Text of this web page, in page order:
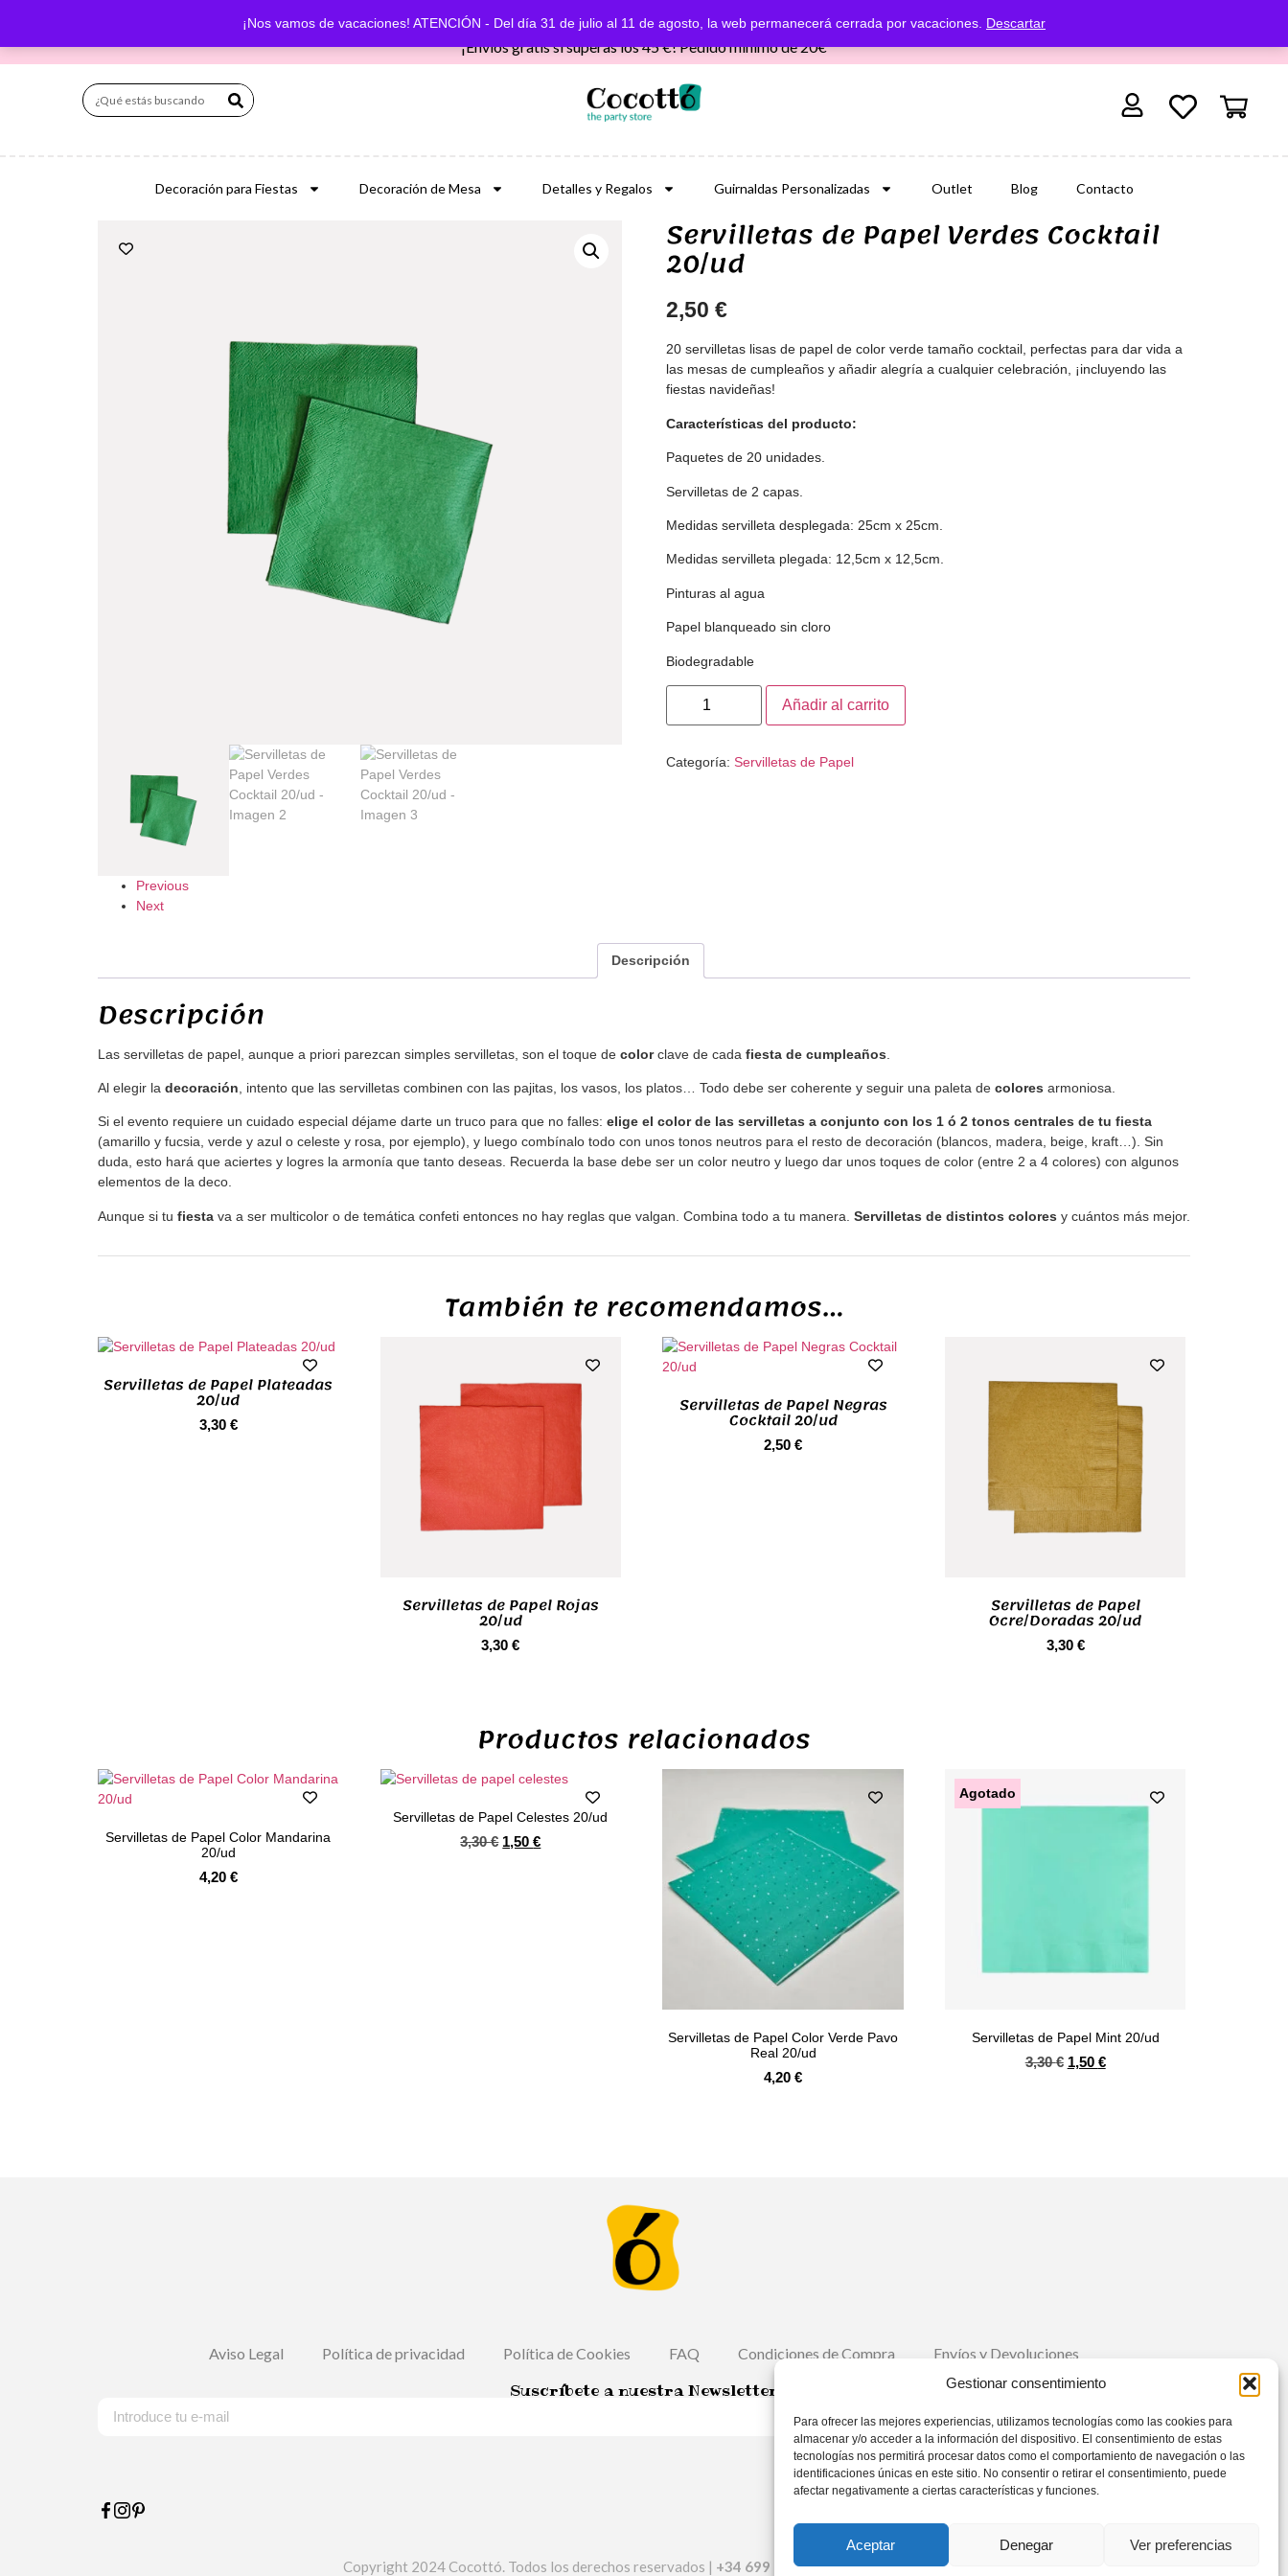
Gestionar consentimiento
Para ofrecer las mejores experiencias, utilizamos tecnologías como las cookies para
almacenar y/o acceder a la información del dispositivo. El consentimiento de estas
tecnologías nos permitirá procesar datos como el comportamiento de navegación o las
identificaciones únicas en este sitio. No consentir o retirar el consentimiento, puede
afectar negativamente a ciertas características y funciones.
Aceptar Denegar Ver preferencias
¡Nos vamos de vacaciones! ATENCIÓN - Del día 31 de julio al 11 de agosto, la web permanecerá cerrada por vacaciones. Descartar
¡Envíos gratis si superas los 45 €! Pedido mínimo de 20€
Decoración para Fiestas Decoración de Mesa Detalles y Regalos Guirnaldas Personalizadas Outlet Blog Contacto
Previous
Next
Servilletas de Papel Verdes Cocktail
20/ud
2,50 €
20 servilletas lisas de papel de color verde tamaño cocktail, perfectas para dar vida a
las mesas de cumpleaños y añadir alegría a cualquier celebración, ¡incluyendo las
fiestas navideñas!
Características del producto:
Paquetes de 20 unidades.
Servilletas de 2 capas.
Medidas servilleta desplegada: 25cm x 25cm.
Medidas servilleta plegada: 12,5cm x 12,5cm.
Pinturas al agua
Papel blanqueado sin cloro
Biodegradable
Añadir al carrito
Categoría: Servilletas de Papel
Descripción
Descripción
Las servilletas de papel, aunque a priori parezcan simples servilletas, son el toque de colorclave de cada fiesta de cumpleaños
Al elegir la decoración , intento que las servilletas combinen con las pajitas, los vasos, los platos… Todo debe ser coherente y seguir una paleta de colores armoniosa.
Si el evento requiere un cuidado especial déjame darte un truco para que no falles: elige el color de las servilletas a conjunto con los 1 ó 2 tonos centrales de tu fiesta
(amarillo y fucsia, verde y azul o celeste y rosa, por ejemplo), y luego combínalo todo con unos tonos neutros para el resto de decoración (blancos, madera, beige, kraft…). Sin
duda, esto hará que aciertes y logres la armonía que tanto deseas. Recuerda la base debe ser un color neutro y luego dar unos toques de color (entre 2 a 4 colores) con algunos
elementos de la deco.
Aunque si tu fiesta va a ser multicolor o de temática confeti entonces no hay reglas que valgan. Combina todo a tu manera. Servilletas de distintos colores y cuántos más mejor.
También te recomendamos…
Servilletas de Papel Plateadas
20/ud
3,30 €
Servilletas de Papel Rojas
20/ud
3,30€
Servilletas de Papel Negras
Cocktail 20/ud
2,50€
Servilletas de Papel
Ocre/Doradas 20/ud
3,30 €
Productos relacionados
Servilletas de Papel Color Mandarina
20/ud
4,20 €
Servilletas de Papel Celestes 20/ud
3,30€ 1,50€
Servilletas de Papel Color Verde Pavo
Real 20/ud
4,20€
Agotado
Servilletas de Papel Mint 20/ud
3,30€ 1,50 €
Aviso Legal Política de privacidad Política de Cookies FAQ Condiciones de Compra Envíos y Devoluciones
Suscríbete a nuestra Newsletter
Suscríbete
Copyright 2024 Cocottó. Todos los derechos reservados | +34 699 146 461| info@cocotto.es